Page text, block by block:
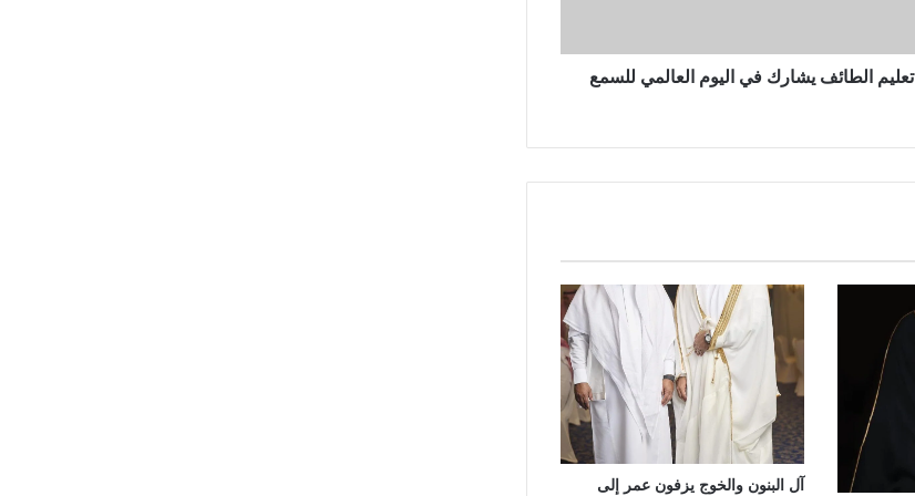
تعليم الطائف يشارك في اليوم العالمي للسمع
آل البنون والخوج يزفون عمر إلى